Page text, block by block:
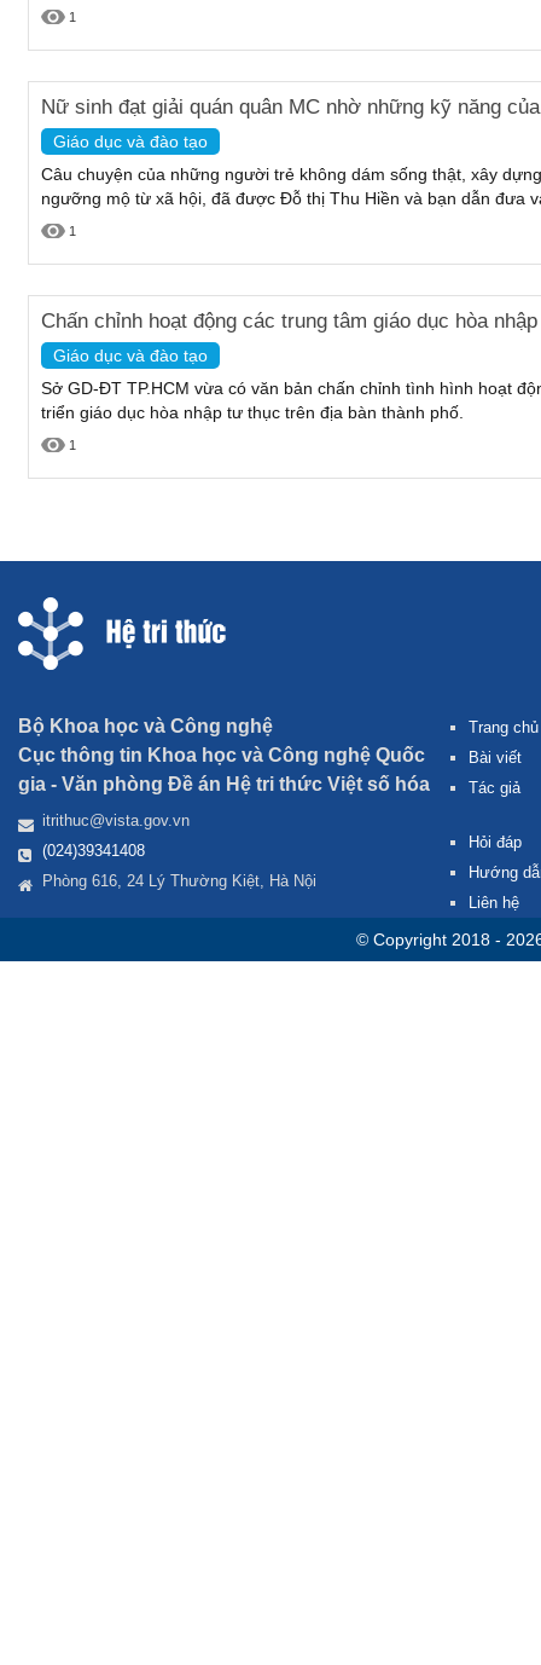
1
Nữ sinh đạt giải quán quân MC nhờ những kỹ năng
Giáo dục và đào tạo
Câu chuyện của những người trẻ không dám sống thật, xây
ngưỡng mộ từ xã hội, đã được Đỗ thị Thu Hiền và bạn dẫn đưa
1
Chấn chỉnh hoạt động các trung tâm giáo dục hòa
Giáo dục và đào tạo
Sở GD-ĐT TP.HCM vừa có văn bản chấn chỉnh tình hình hoạt
triển giáo dục hòa nhập tư thục trên địa bàn thành phố.
1
Bộ Khoa học và Công nghệ
Cục thông tin Khoa học và Công nghệ Quốc
gia - Văn phòng Đề án Hệ tri thức Việt số hóa
itrithuc@vista.gov.vn
(024)39341408
Phòng 616, 24 Lý Thường Kiệt, Hà Nội
Trang chủ
Bài viết
Tác giả
Hỏi đáp
Hướng
Liên hệ
© Copyright 2018 -